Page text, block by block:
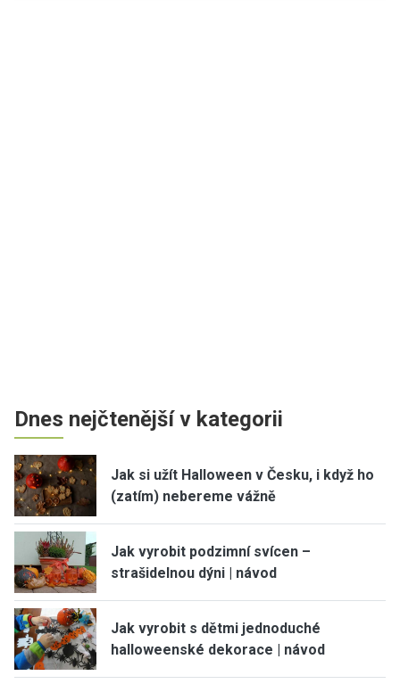
Dnes nejčtenější v kategorii
Jak si užít Halloween v Česku, i když ho
(zatím) nebereme vážně
Jak vyrobit podzimní svícen –
strašidelnou dýni | návod
Jak vyrobit s dětmi jednoduché
halloweenské dekorace | návod